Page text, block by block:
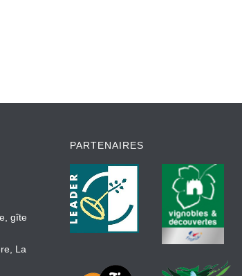
gîte
La
PARTENAIRES